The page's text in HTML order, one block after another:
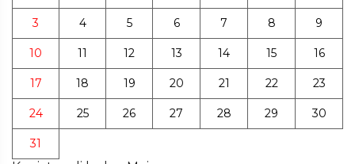
3 4 5 6 7 8 9
10 11 12 13 14 15 16
17 18 19 20 21 22 23
24 25 26 27 28 29 30
31